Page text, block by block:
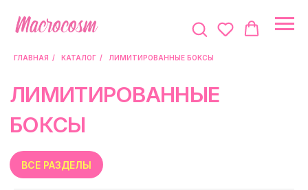
ГЛАВНАЯ / КАТАЛОГ / ЛИМИТИРОВАННЫЕ БОКСЫ
БОКСЫ
ВСЕ РАЗДЕЛЫ